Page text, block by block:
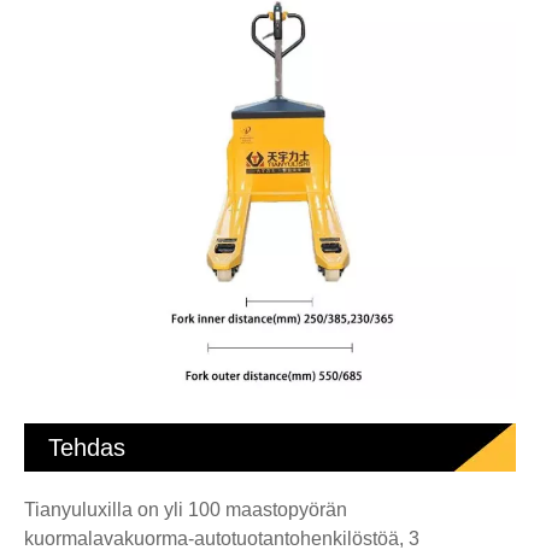
Tehdas
Tianyuluxilla on yli 100 maastopyörän
kuormalavakuorma-autotuotantohenkilöstöä, 3